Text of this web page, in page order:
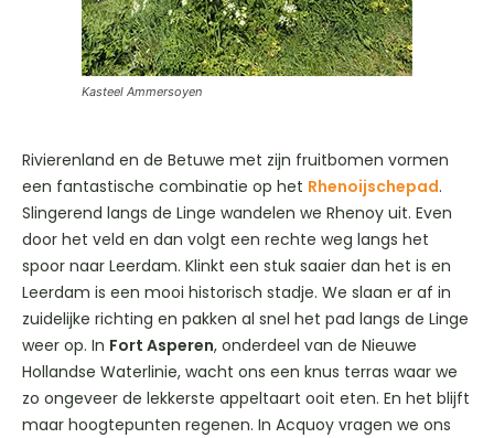
Kasteel Ammersoyen
Rivierenland en de Betuwe met zijn fruitbomen vormen
een fantastische combinatie op het Rhenoijschepad.
Slingerend langs de Linge wandelen we Rhenoy uit. Even
door het veld en dan volgt een rechte weg langs het
spoor naar Leerdam. Klinkt een stuk saaier dan het is en
Leerdam is een mooi historisch stadje. We slaan er af in
zuidelijke richting en pakken al snel het pad langs de Linge
weer op. In Fort Asperen, onderdeel van de Nieuwe
Hollandse Waterlinie, wacht ons een knus terras waar we
zo ongeveer de lekkerste appeltaart ooit eten. En het blijft
maar hoogtepunten regenen. In Acquoy vragen we ons